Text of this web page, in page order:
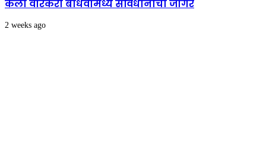
केला वारकरी बांधवांमध्ये संविधानाचा जागर
2 weeks ago